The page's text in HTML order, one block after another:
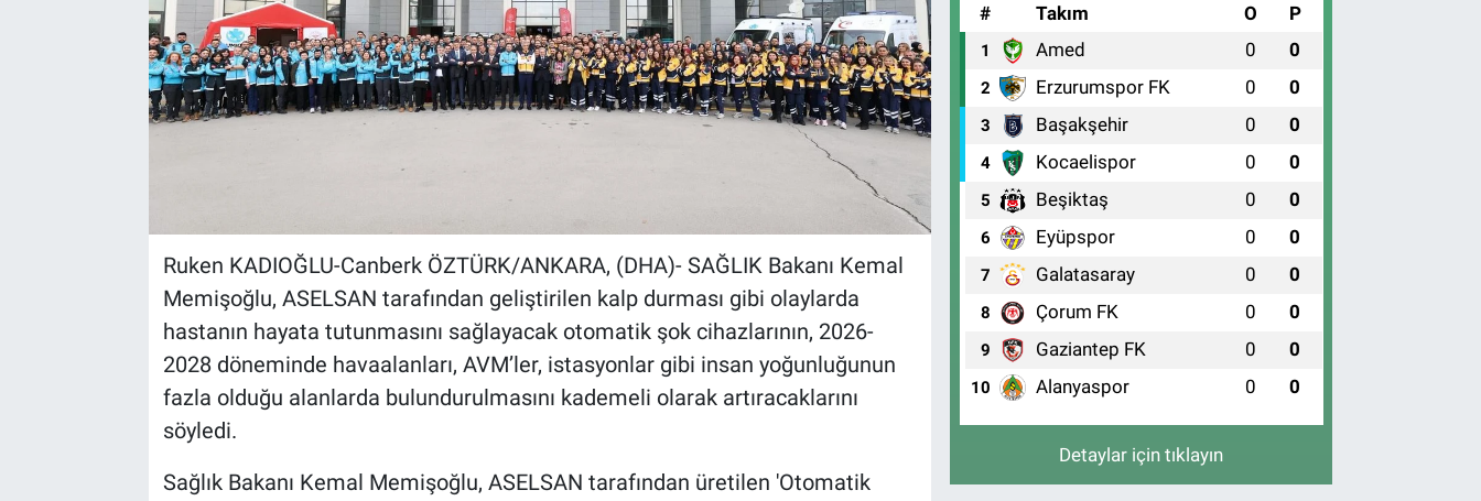
Ruken KADIOĞLU-Canberk ÖZTÜRK/ANKARA, (DHA)- SAĞLIK Bakanı Kemal
Memişoğlu, ASELSAN tarafından geliştirilen kalp durması gibi olaylarda
hastanın hayata tutunmasını sağlayacak otomatik şok cihazlarının, 2026-
2028 döneminde havaalanları, AVM’ler, istasyonlar gibi insan yoğunluğunun
fazla olduğu alanlarda bulundurulmasını kademeli olarak artıracaklarını
söyledi.
Sağlık Bakanı Kemal Memişoğlu, ASELSAN tarafından üretilen 'Otomatik
#
Takım O P
1 Amed 0 0
2 Erzurumspor FK 0 0
3 Başakşehir 0 0
4 Kocaelispor 0 0
5 Beşiktaş 0 0
6 Eyüpspor 0 0
7 Galatasaray 0 0
8 Çorum FK 0 0
9 Gaziantep FK 0 0
10 Alanyaspor 0 0
Detaylar için tıklayın